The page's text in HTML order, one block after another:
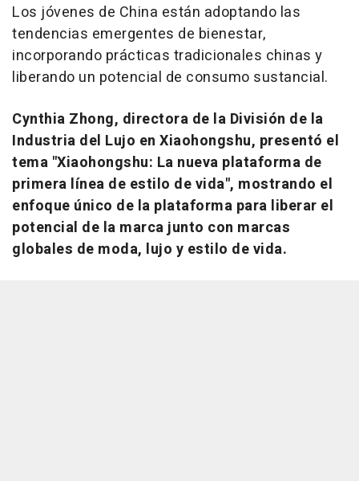
Los jóvenes de China están adoptando las
tendencias emergentes de bienestar,
incorporando prácticas tradicionales chinas y
liberando un potencial de consumo sustancial.
Cynthia Zhong, directora de la División de la
Industria del Lujo en Xiaohongshu, presentó el
tema "Xiaohongshu: La nueva plataforma de
primera línea de estilo de vida", mostrando el
enfoque único de la plataforma para liberar el
potencial de la marca junto con marcas
globales de moda, lujo y estilo de vida.